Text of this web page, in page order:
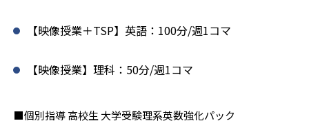
【映像授業＋TSP】英語：100分/週1コマ
【映像授業】理科：50分/週1コマ
■個別指導 高校生 大学受験理系英数強化パック